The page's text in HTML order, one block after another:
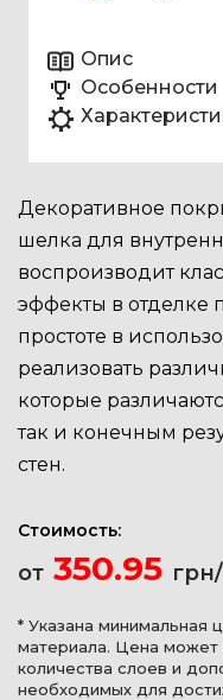
Опис
Особенности
Декоративное
шелка для
воспроизводит
эффекты в отделке
простоте в
реализовать
которые
так и конечным
стен.
Стоимость:
от 350.95
* Указана минимальная
материала. Цена может
количества слоев и
необходимых для